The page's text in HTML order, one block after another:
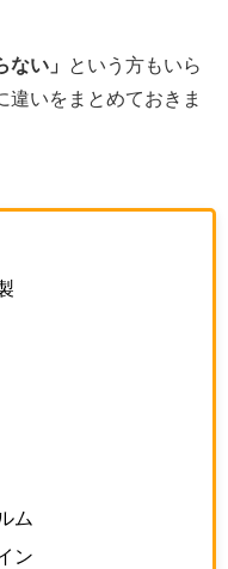
ない」
という方もいら
違いをまとめておきま
ム
ン